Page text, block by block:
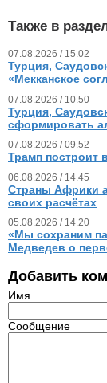
Также в
07.08.2026 / 15.02
Турция,
«Мекканское
07.08.2026 / 10.50
Турция,
сформировать
07.08.2026 / 09.52
Трамп построит
06.08.2026 / 14.45
Страны Африки
своих расчётах
05.08.2026 / 14.20
«Мы сохраним
Медведев о
Добавить
Имя
Сообщение